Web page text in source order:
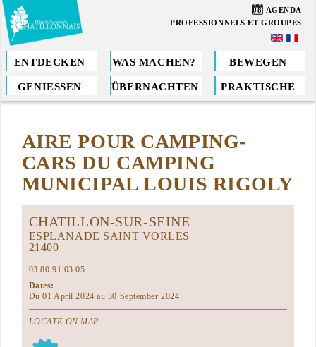
Direkt
zum
Inhalt
08 AGENDA
PROFESSIONNELS ET GROUPES
ENTDECKEN WAS MACHEN? BEWEGEN
GENIESSEN ÜBERNACHTEN PRAKTISCHE
Sie
hierAIRE POUR CAMPING-
CARS DU CAMPING
MUNICIPAL LOUIS RIGOLY
CHATILLON-SUR-SEINE
ESPLANADE SAINT VORLES
21400
03 80 91 03 05
Dates:
Du 01 April 2024 au 30 September 2024
LOCATE ON MAP